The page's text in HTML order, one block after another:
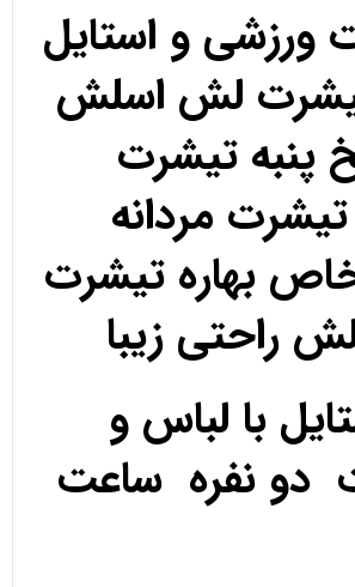
ورزشی و استایل
لش اسلش
پنبه تیشرت
مردانه
بهاره تیشرت
راحتی زیبا
با لباس و
نفره ساعت